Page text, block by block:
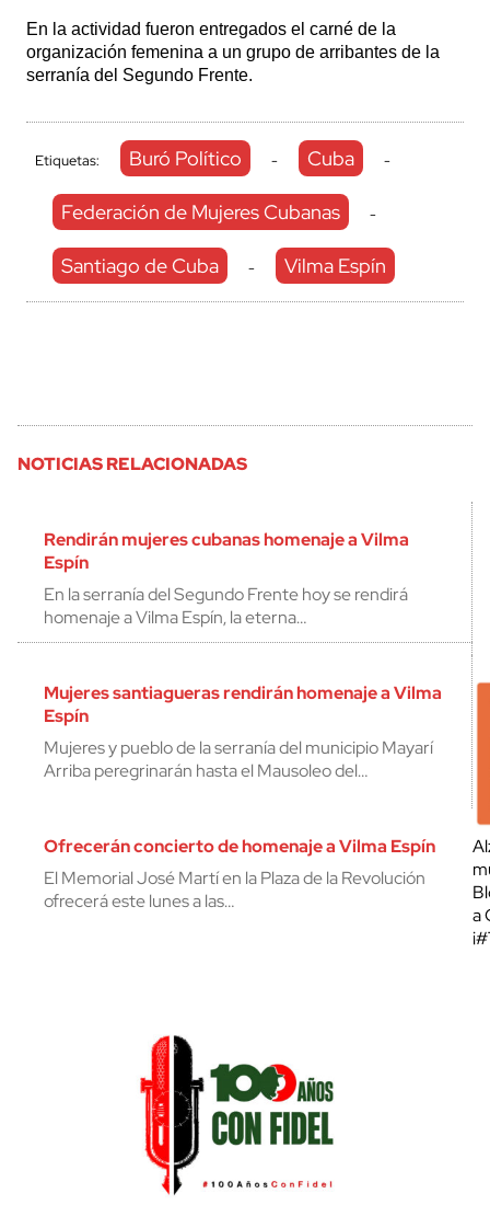
En la actividad fueron entregados el carné de la
organización femenina a un grupo de arribantes de la
serranía del Segundo Frente.
Etiquetas: Buró Político - Cuba -
Federación de Mujeres Cubanas -
Santiago de Cuba - Vilma Espín
NOTICIAS RELACIONADAS
Rendirán mujeres cubanas homenaje a Vilma
Espín
En la serranía del Segundo Frente hoy se rendirá
homenaje a Vilma Espín, la eterna…
Mujeres santiagueras rendirán homenaje a Vilma
Espín
Mujeres y pueblo de la serranía del municipio Mayarí
Arriba peregrinarán hasta el Mausoleo del…
Ofrecerán concierto de homenaje a Vilma Espín
El Memorial José Martí en la Plaza de la Revolución
ofrecerá este lunes a las…
a